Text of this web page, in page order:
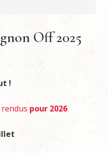
Off 2025
!
pour 2026